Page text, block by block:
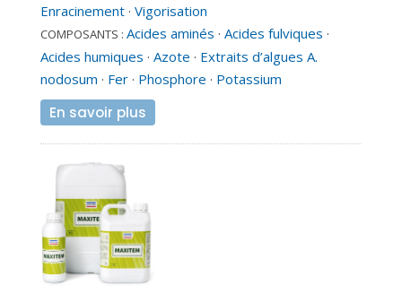
Enracinement· Vigorisation
COMPOSANTS : Acides aminés · Acides fulviques ·
Acides humiques · Azote · Extraits d’algues A.
nodosum · Fer· Phosphore · Potassium
En savoir plus